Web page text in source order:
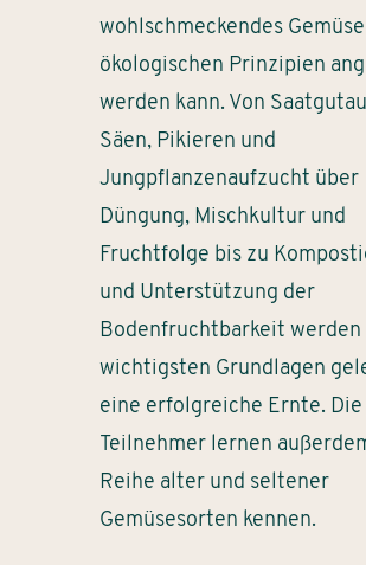
wohlschmeckendes
ökologischen Prinzipien
werden kann. Von
Säen, Pikieren und
Jungpflanzenaufzucht über
Düngung, Mischkultur und
Fruchtfolge bis zu
und Unterstützung der
Bodenfruchtbarkeit werden
wichtigsten Grundlagen
eine erfolgreiche Ernte. Die
Teilnehmer lernen
Reihe alter und seltener
Gemüsesorten kennen.